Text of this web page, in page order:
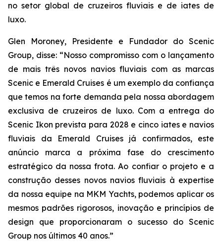
no setor global de cruzeiros fluviais e de iates de
luxo.
Glen Moroney, Presidente e Fundador do Scenic
Group, disse: “Nosso compromisso com o lançamento
de mais três novos navios fluviais com as marcas
Scenic e Emerald Cruises é um exemplo da confiança
que temos na forte demanda pela nossa abordagem
exclusiva de cruzeiros de luxo. Com a entrega do
Scenic Ikon prevista para 2028 e cinco iates e navios
fluviais da Emerald Cruises já confirmados, este
anúncio marca a próxima fase do crescimento
estratégico da nossa frota. Ao confiar o projeto e a
construção desses novos navios fluviais à expertise
da nossa equipe na MKM Yachts, podemos aplicar os
mesmos padrões rigorosos, inovação e princípios de
design que proporcionaram o sucesso do Scenic
Group nos últimos 40 anos.”